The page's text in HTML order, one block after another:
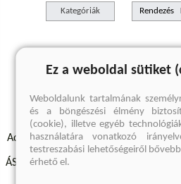
Kategóriák Rendezés
A keresett
Adatvédelmi szabályzatok
ÁSZF - Vásárlási feltételek
Ez a weboldal sütiket
Weboldalunk tartalmának
és a böngészési élmény
(cookie), illetve egyéb
használatára vonatkozó
testreszabási lehetőségeiről
érhető el.